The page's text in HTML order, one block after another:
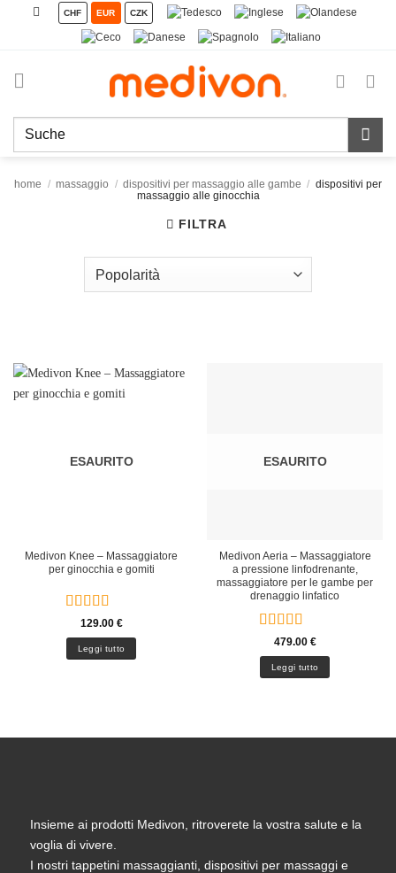
CHF EUR CZK
Cerca:
home / massaggio / dispositivi per massaggio alle gambe / dispositivi per
massaggio alle ginocchia
FILTRA
ESAURITO
Medivon Knee – Massaggiatore
per ginocchia e gomiti
Valutato5
su 5
129.00 €
Leggi tutto
ESAURITO
Medivon Aeria – Massaggiatore
a pressione linfodrenante,
massaggiatore per le gambe per
drenaggio linfatico
Valutato5
su 5
479.00 €
Leggi tutto
Insieme ai prodotti Medivon, ritroverete la vostra salute e la
voglia di vivere.
I nostri tappetini massaggianti, dispositivi per massaggi e